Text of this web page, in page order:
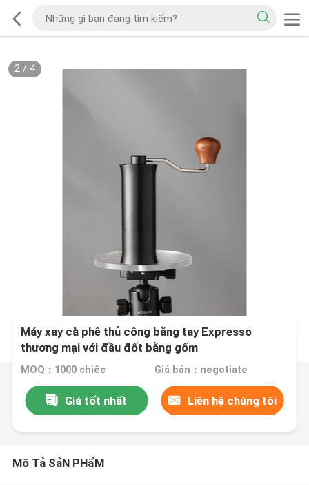
2/ 4
Máy xay cà phê thủ công bằng tay Expresso
thương mại với đầu đốt bằng gốm
MOQ：1000 chiếc Giá bán：negotiate
Giá tốt nhất Liên hệ chúng tôi
Mô Tả SảN PHẩM